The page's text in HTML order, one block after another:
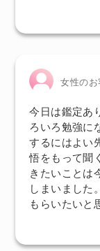
女性のお
今日は鑑定あ
ろいろ勉強に
するにはよい
悟をもって聞
きたいことは
しまいました
もらいたいと